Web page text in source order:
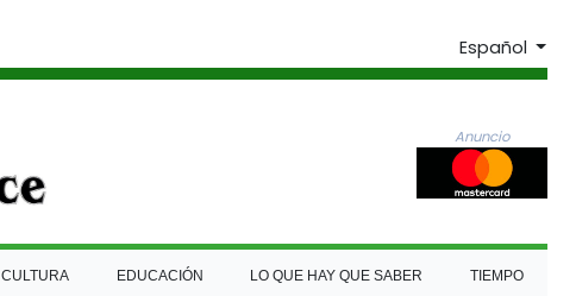
Español
Anuncio
CULTURA EDUCACIÓN LO QUE HAY QUE SABER TIEMPO